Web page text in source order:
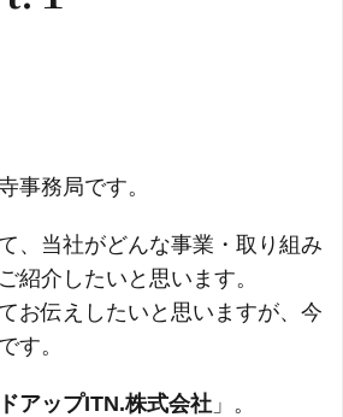
事務局です。
、当社がどんな事業・取り組み
紹介したいと思います。
お伝えしたいと思いますが、今
す。
アップITN.株式会社 」。